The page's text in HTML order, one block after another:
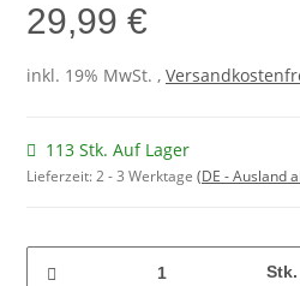
29,99 €
inkl. 19% MwSt. ,
113 Stk. Auf Lager
Lieferzeit:2 - 3 Werktage (DE - Ausland
Stk.